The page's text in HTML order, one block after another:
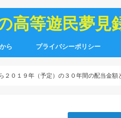
高等遊民夢見
ら プライバシーポリシー
２０１９年（予定）の３０年間の配当金額